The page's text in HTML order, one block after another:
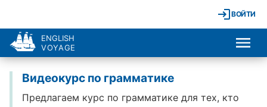
ВОЙТИ
ENGLISH
VOYAGE
Видеокурс по грамматике
Предлагаем курс по грамматике для тех, кто